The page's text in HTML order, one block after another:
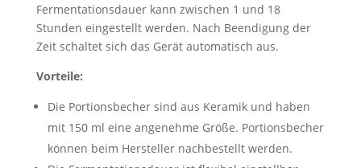
Fermentationsdauer kann zwischen 1 und 18
Stunden eingestellt werden. Nach Beendigung der
Zeit schaltet sich das Gerät automatisch aus.
Vorteile:
Die Portionsbecher sind aus Keramik und haben
mit 150 ml eine angenehme Größe. Portionsbecher
können beim Hersteller nachbestellt werden.